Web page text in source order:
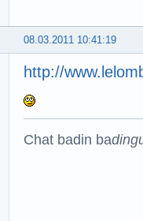
08.03.2011 10:41:19
http://
Chat badin ba